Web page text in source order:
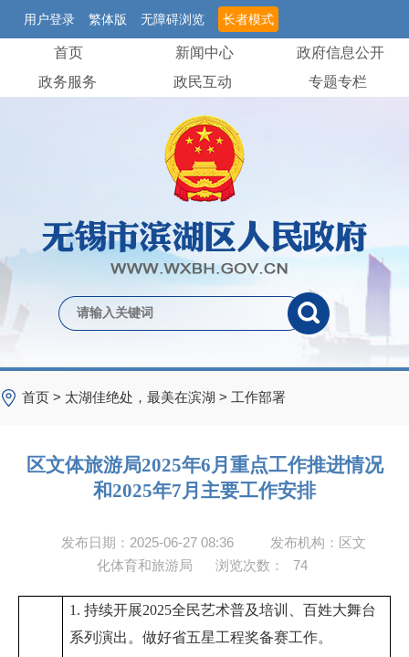
用户登录 繁体版 无障碍浏览 长者模式
首页 新闻中心
政府信息公开
政务服务
政民互动 专题专栏
首页 > 太湖佳绝处，最美在滨湖 > 工作部署
区文体旅游局2025年6月重点工作推进情况
和2025年7月主要工作安排
发布日期：2025-06-27 08:36
发布机构：区文
化体育和旅游局
浏览次数： 74
1. 持续开展2025全民艺术普及培训、百姓大舞台
系列演出 。做好省五星工程奖备赛工作。